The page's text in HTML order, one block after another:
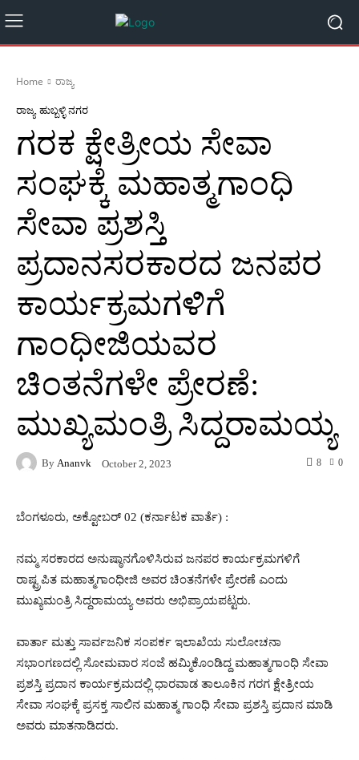
Home ರಾಜ್ಯ
ರಾಜ್ಯ ಹುಬ್ಬಳ್ಳಿ ನಗರ
ಗರಕ ಕ್ಷೇತ್ರೀಯ ಸೇವಾ
ಸಂಘಕ್ಕೆ ಮಹಾತ್ಮಗಾಂಧಿ
ಸೇವಾ ಪ್ರಶಸ್ತಿ
ಪ್ರದಾನಸರಕಾರದ ಜನಪರ
ಕಾರ್ಯಕ್ರಮಗಳಿಗೆ
ಗಾಂಧೀಜಿಯವರ
ಚಿಂತನೆಗಳೇ ಪ್ರೇರಣೆ:
ಮುಖ್ಯಮಂತ್ರಿ ಸಿದ್ದರಾಮಯ್ಯ
By Ananvk October 2, 2023 0
8
ಬೆಂಗಳೂರು, ಅಕ್ಟೋಬರ್ 02 (ಕರ್ನಾಟಕ ವಾರ್ತೆ) :
ನಮ್ಮ ಸರಕಾರದ ಅನುಷ್ಠಾನಗೊಳಿಸಿರುವ ಜನಪರ ಕಾರ್ಯಕ್ರಮಗಳಿಗೆ
ರಾಷ್ಟ್ರಪಿತ ಮಹಾತ್ಮಗಾಂಧೀಜಿ ಅವರ ಚಿಂತನೆಗಳೇ ಪ್ರೇರಣೆ ಎಂದು
ಮುಖ್ಯಮಂತ್ರಿ ಸಿದ್ದರಾಮಯ್ಯ ಅವರು ಅಭಿಪ್ರಾಯಪಟ್ಟರು.
ವಾರ್ತಾ ಮತ್ತು ಸಾರ್ವಜನಿಕ ಸಂಪರ್ಕ ಇಲಾಖೆಯ ಸುಲೋಚನಾ
ಸಭಾಂಗಣದಲ್ಲಿ ಸೋಮವಾರ ಸಂಜೆ ಹಮ್ಮಿಕೊಂಡಿದ್ದ ಮಹಾತ್ಮಗಾಂಧಿ ಸೇವಾ
ಪ್ರಶಸ್ತಿ ಪ್ರದಾನ ಕಾರ್ಯಕ್ರಮದಲ್ಲಿ ಧಾರವಾಡ ತಾಲೂಕಿನ ಗರಗ ಕ್ಷೇತ್ರೀಯ
ಸೇವಾ ಸಂಘಕ್ಕೆ ಪ್ರಸಕ್ತ ಸಾಲಿನ ಮಹಾತ್ಮ ಗಾಂಧಿ ಸೇವಾ ಪ್ರಶಸ್ತಿ ಪ್ರದಾನ ಮಾಡಿ
ಅವರು ಮಾತನಾಡಿದರು.